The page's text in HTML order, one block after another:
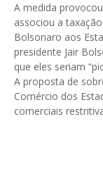
A medida
associou a
Bolsonaro aos
presidente Jair
que eles seriam
A proposta de
Comércio dos
comerciais